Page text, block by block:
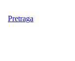
Pretraga